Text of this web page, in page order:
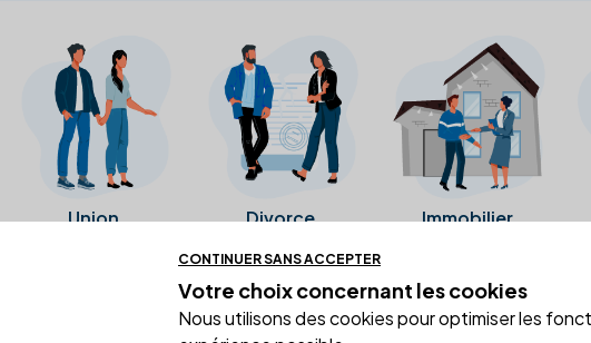
Union Divorce Immobilier
Ces avis proviennent directement de la fiche
CONTINUER SANS ACCEPTER
Votre choix concernant les cookies
Nous utilisons des cookies pour optimiser les